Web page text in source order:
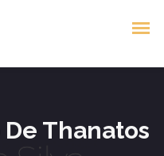
Thanatos